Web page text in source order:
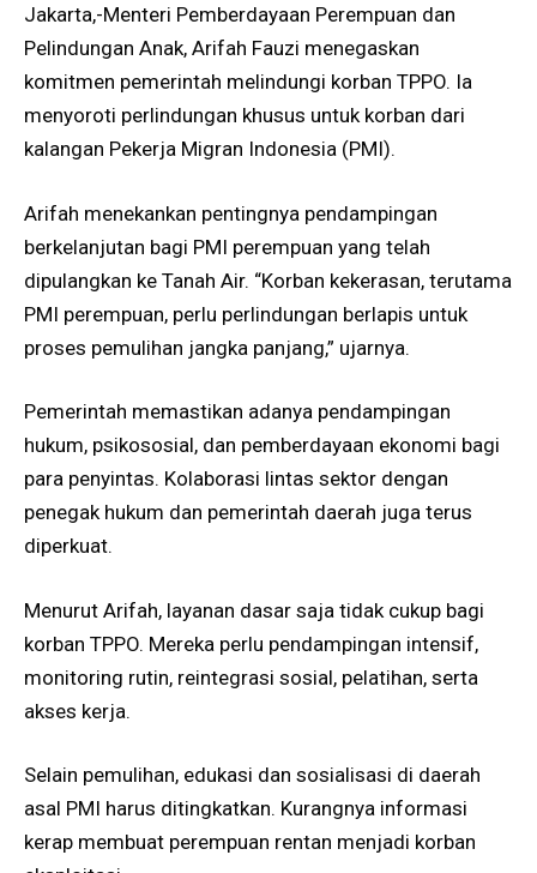
Jakarta,-Menteri Pemberdayaan Perempuan dan
Pelindungan Anak, Arifah Fauzi menegaskan
komitmen pemerintah melindungi korban TPPO. Ia
menyoroti perlindungan khusus untuk korban dari
kalangan Pekerja Migran Indonesia (PMI).
Arifah menekankan pentingnya pendampingan
berkelanjutan bagi PMI perempuan yang telah
dipulangkan ke Tanah Air. “Korban kekerasan, terutama
PMI perempuan, perlu perlindungan berlapis untuk
proses pemulihan jangka panjang,” ujarnya.
Pemerintah memastikan adanya pendampingan
hukum, psikososial, dan pemberdayaan ekonomi bagi
para penyintas. Kolaborasi lintas sektor dengan
penegak hukum dan pemerintah daerah juga terus
diperkuat.
Menurut Arifah, layanan dasar saja tidak cukup bagi
korban TPPO. Mereka perlu pendampingan intensif,
monitoring rutin, reintegrasi sosial, pelatihan, serta
akses kerja.
Selain pemulihan, edukasi dan sosialisasi di daerah
asal PMI harus ditingkatkan. Kurangnya informasi
kerap membuat perempuan rentan menjadi korban